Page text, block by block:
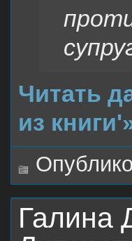
Читать
из
Галина